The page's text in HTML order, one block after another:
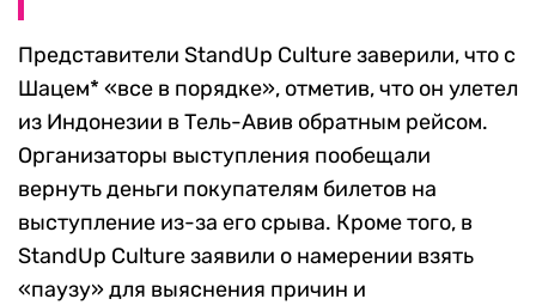
Представители StandUp Culture заверили, что с
Шацем* «все в порядке», отметив, что он улетел
из Индонезии в Тель-Авив обратным рейсом.
Организаторы выступления пообещали
вернуть деньги покупателям билетов на
выступление из-за его срыва. Кроме того, в
StandUp Culture заявили о намерении взять
«паузу» для выяснения причин и